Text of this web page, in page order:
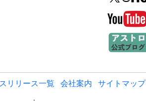
リリース一覧 会社案内 サイトマップ